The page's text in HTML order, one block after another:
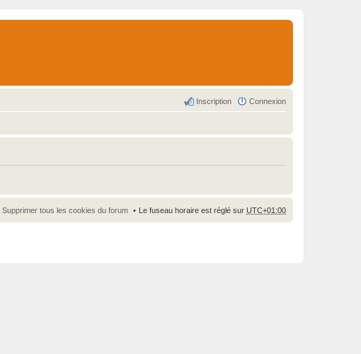
Connexion
Inscription
Le fuseau horaire est réglé sur UTC+01:00
Supprimer tous les cookies du forum